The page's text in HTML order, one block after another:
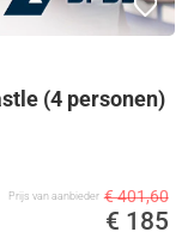
(4 personen)
Prijs van aanbieder € 401,60
€ 185